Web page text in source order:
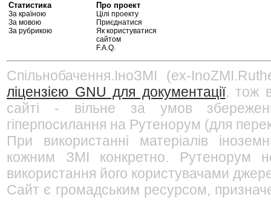
Статистика
За країною
За мовою
За рубрикою
Про проект
Цілі проекту
Приєднатися
Як користуватися
сайтом
F.A.Q.
Спільнобачення.ІноЗМІ (ex-
ліцензією GNU для документації, тож
сайті - вільне за умов
гіперпосилання на Рутенорум (для
При використанні матеріалів
кожним ЗМІ конкретно. Рутенорум
використання його користувачами
Сайт є громадським ресурсом,